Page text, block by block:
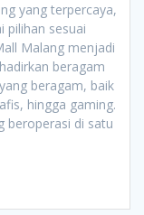
yang terpercaya,
pilihan sesuai
Malang menjadi
beragam
beragam, baik
hingga gaming.
beroperasi di satu